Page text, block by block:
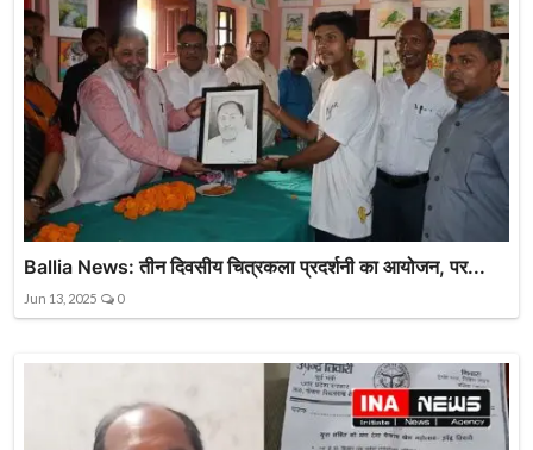
Ballia News: तीन दिवसीय चित्रकला प्रदर्शनी का आयोजन, पर...
Jun 13, 2025 0